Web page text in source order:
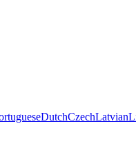
DutchCzechLatvian